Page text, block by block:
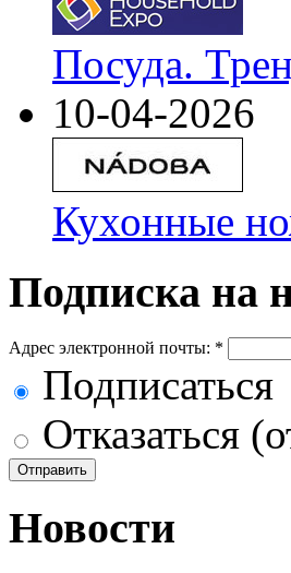
Посуда.
10-04-2026
Кухонные
Подписка на
Адрес электронной почты: *
Подписаться
Отказаться
Новости